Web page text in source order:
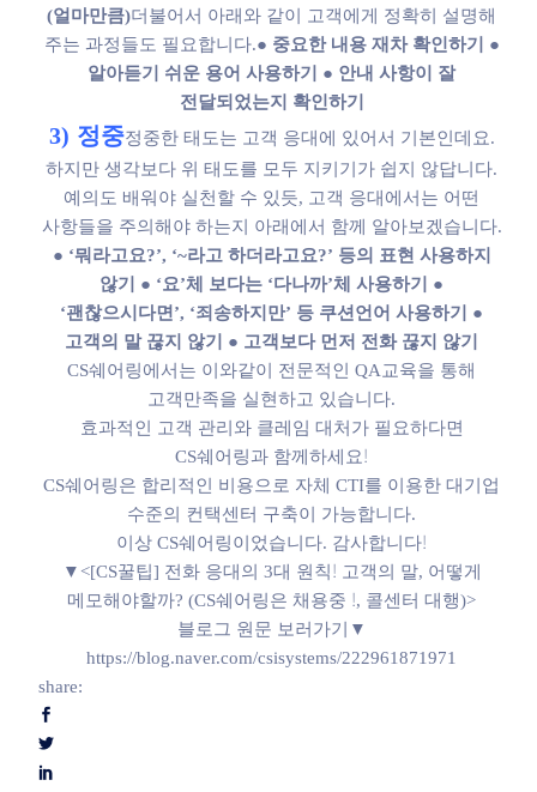
(얼마만큼)더불어서 아래와 같이 고객에게 정확히 설명해
주는 과정들도 필요합니다.● 중요한 내용 재차 확인하기 ●
알아듣기 쉬운 용어 사용하기 ● 안내 사항이 잘
전달되었는지 확인하기
3) 정중정중한 태도는 고객 응대에 있어서 기본인데요.
하지만 생각보다 위 태도를 모두 지키기가 쉽지 않답니다.
예의도 배워야 실천할 수 있듯, 고객 응대에서는 어떤
사항들을 주의해야 하는지 아래에서 함께 알아보겠습니다.
● ‘뭐라고요?’, ‘~라고 하더라고요?’ 등의 표현 사용하지
않기 ● ‘요’체 보다는 ‘다나까’체 사용하기 ●
‘괜찮으시다면’, ‘죄송하지만’ 등 쿠션언어 사용하기 ●
고객의 말 끊지 않기 ● 고객보다 먼저 전화 끊지 않기
CS쉐어링에서는 이와같이 전문적인 QA교육을 통해
고객만족을 실현하고 있습니다.
효과적인 고객 관리와클레임 대처가 필요하다면
CS쉐어링과 함께하세요!
CS쉐어링은 합리적인 비용으로 자체 CTI를 이용한 대기업
수준의 컨택센터 구축이 가능합니다.
이상 CS쉐어링이었습니다. 감사합니다!
▼<[CS꿀팁] 전화 응대의 3대 원칙! 고객의 말, 어떻게
메모해야할까? (CS쉐어링은 채용중 !, 콜센터 대행)>
블로그 원문 보러가기▼
https://blog.naver.com/csisystems/222961871971
share: